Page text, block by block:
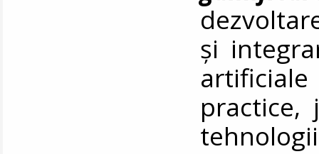
și
practice,